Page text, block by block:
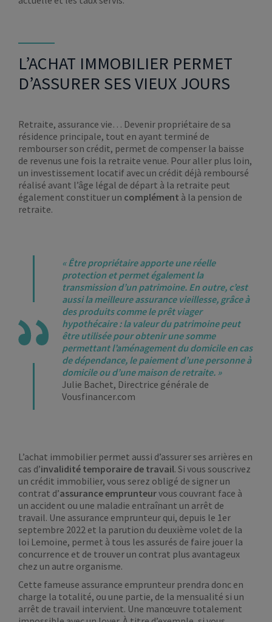
L’ACHAT IMMOBILIER PERMET
D’ASSURER SES VIEUX JOURS
Retraite, assurance vie… Devenir propriétaire de sa
résidence principale, tout en ayant terminé de
rembourser son crédit, permet de compenser la baisse
de revenus une fois la retraite venue. Pour aller plus loin,
un investissement locatif avec un crédit déjà remboursé
réalisé avant l’âge légal de départ à la retraite peut
également constituer un complément à la pension de
retraite.
« Être propriétaire apporte une réelle
protection et permet également la
transmission d’un patrimoine. En outre, c’est
aussi la meilleure assurance vieillesse, grâce à
des produits comme le prêt viager
hypothécaire : la valeur du patrimoine peut
être utilisée pour obtenir une somme
permettant l’aménagement du domicile en cas
de dépendance, le paiement d’une personne à
domicile ou d’une maison de retraite. »
Julie Bachet, Directrice générale de
Vousfinancer.com
L’achat immobilier permet aussi d’assurer ses arrières en
cas d’invalidité temporaire de travail. Si vous souscrivez
un crédit immobilier, vous serez obligé de signer un
contrat d’assurance emprunteurvous couvrant face à
un accident ou une maladie entraînant un arrêt de
travail. Une assurance emprunteur qui, depuis le 1er
septembre 2022 et la parution du deuxième volet de la
loi Lemoine, permet à tous les assurés de faire jouer la
concurrence et de trouver un contrat plus avantageux
chez un autre organisme.
Cette fameuse assurance emprunteur prendra donc en
charge la totalité, ou une partie, de la mensualité si un
arrêt de travail intervient. Une manœuvre totalement